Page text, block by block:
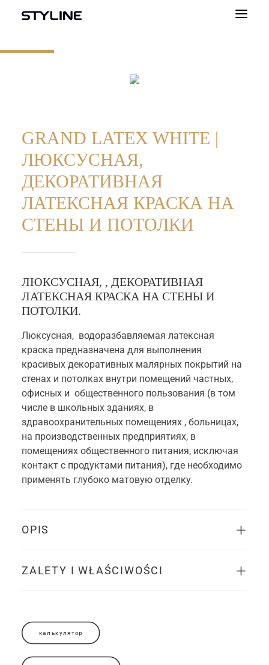
О НАС
ЦВЕТОВАЯ ПАЛИТРА
КАЛЬКУЛЯТОР
КОНТАКТ
PL
EN
GRAND LATEX WHITE |
ЛЮКСУСНАЯ,
ДЕКОРАТИВНАЯ
ЛАТЕКСНАЯ КРАСКА НА
СТЕНЫ И ПОТОЛКИ
ЛЮКСУСНАЯ, , ДЕКОРАТИВНАЯ
ЛАТЕКСНАЯ КРАСКА НА СТЕНЫ И
ПОТОЛКИ.
Люксусная, водоразбавляемая латексная
краска предназначена для выполнения
красивых декоративных малярных покрытий на
стенах и потолках внутри помещений частных,
офисных и общественного пользования (в том
числе в школьных зданиях, в
здравоохранительных помещениях , больницах,
на производственных предприятиях, в
помещениях общественного питания, исключая
контакт с продуктами питания), где необходимо
применять глубоко матовую отделку.
OPIS
ZALETY I WŁAŚCIWOŚCI
калькулятор